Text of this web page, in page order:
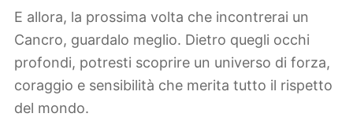
E allora, la prossima volta che incontrerai un
Cancro, guardalo meglio. Dietro quegli occhi
profondi, potresti scoprire un universo di forza,
coraggio e sensibilità che merita tutto il rispetto
del mondo.